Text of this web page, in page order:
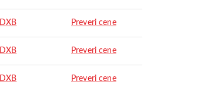
DXB Preveri cene
DXB Preveri cene
DXB Preveri cene